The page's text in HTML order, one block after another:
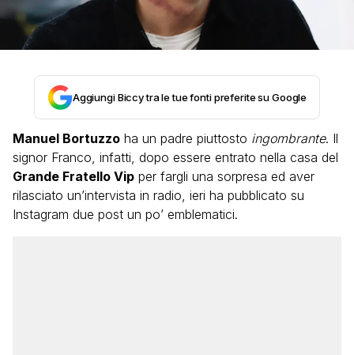
Aggiungi Biccy tra le tue fonti preferite su Google
Manuel Bortuzzo ha un padre piuttosto ingombrante. Il
signor Franco, infatti, dopo essere entrato nella casa del
Grande Fratello Vip per fargli una sorpresa ed aver
rilasciato un’intervista in radio, ieri ha pubblicato su
Instagram due post un po’ emblematici.